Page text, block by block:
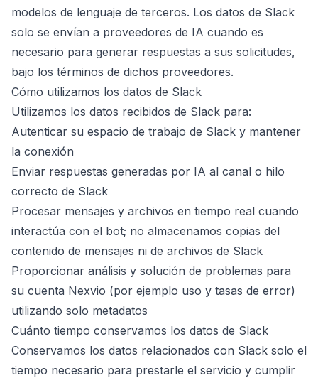
modelos de lenguaje de terceros. Los datos de Slack
solo se envían a proveedores de IA cuando es
necesario para generar respuestas a sus solicitudes,
bajo los términos de dichos proveedores.
Cómo utilizamos los datos de Slack
Utilizamos los datos recibidos de Slack para:
Autenticar su espacio de trabajo de Slack y mantener
la conexión
Enviar respuestas generadas por IA al canal o hilo
correcto de Slack
Procesar mensajes y archivos en tiempo real cuando
interactúa con el bot; no almacenamos copias del
contenido de mensajes ni de archivos de Slack
Proporcionar análisis y solución de problemas para
su cuenta Nexvio (por ejemplo uso y tasas de error)
utilizando solo metadatos
Cuánto tiempo conservamos los datos de Slack
Conservamos los datos relacionados con Slack solo el
tiempo necesario para prestarle el servicio y cumplir